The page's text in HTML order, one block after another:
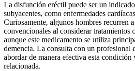
La disfunción eréctil puede ser un
subyacentes, como enfermedades
Curiosamente, algunos hombres recurren
convencionales al considerar tratamientos
aunque este medicamento se utiliza
demencia. La consulta con un profesional
abordar de manera efectiva esta condición
relacionada.